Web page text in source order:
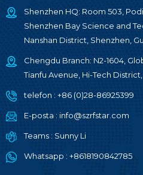
Shenzhen HQ: Room 503,
Shenzhen Bay Science and
Nanshan District, Shenzhen,
Chengdu Branch: N2-1604,
Tianfu Avenue, Hi-Tech
telefon : +86 (0)28-86925399
E-posta : info@szrfstar.com
Teams : Sunny Li
Whatsapp : +8618190842785